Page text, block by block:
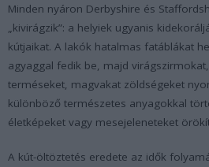
Minden nyáron Derbyshire és
„kivirágzik”: a helyiek ugyanis
kútjaikat. A lakók hatalmas fatáblákat
agyaggal fedik be, majd
terméseket, magvakat zöldségeket
különböző természetes anyagokkal
életképeket vagy mesejeleneteket
A kút-öltöztetés eredete az idők